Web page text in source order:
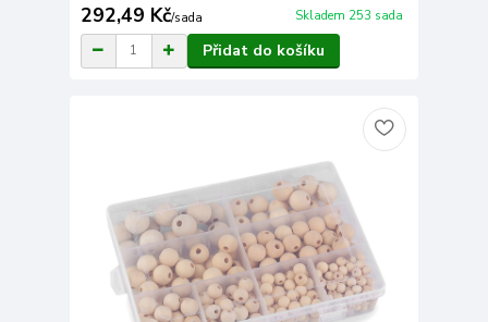
292,49 Kč/sada Skladem 253 sada
Přidat do košíku